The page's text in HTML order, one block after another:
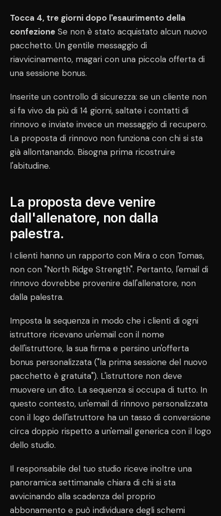
Tocca 4, tre giorni dopo l'esaurimento della
confezione Se non è stato acquistato alcun nuovo
pacchetto. Un gentile messaggio di
riavvicinamento, magari con una piccola offerta di
una sessione bonus.
Inserite un controllo di sicurezza: se un cliente non
si fa vivo da più di 14 giorni, saltate i contatti di
rinnovo e inviate invece un messaggio di recupero.
La proposta di rinnovo non funziona con chi si sta
già allontanando. Bisogna prima ricostruire
l'abitudine.
La proposta deve venire
dall'allenatore, non dalla
palestra.
I clienti hanno un rapporto con Mira o con Tomas,
non con "North Ridge Strength". Pertanto, l'email di
rinnovo dovrebbe provenire dall'allenatore, non
dalla palestra.
Imposta la sequenza in modo che i clienti di ogni
istruttore ricevano un'email con il nome
dell'istruttore, la sua firma e persino un'offerta
bonus personalizzata ("la prima sessione del nuovo
pacchetto è gratuita"). L'istruttore non deve
muovere un dito. La sequenza si occupa di tutto. In
questo contesto, un'email di rinnovo personalizzata
con il logo dell'istruttore ha un tasso di conversione
circa doppio rispetto a un'email generica con il logo
dello studio.
Il responsabile del tuo studio riceve inoltre una
panoramica settimanale chiara di chi si sta
avvicinando alla scadenza del proprio
abbonamento e può individuare degli schemi